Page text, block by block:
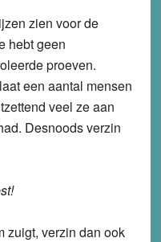
zien voor de
hebt geen
proeven.
een aantal mensen
veel ze aan
Desnoods verzin
zuigt, verzin dan ook